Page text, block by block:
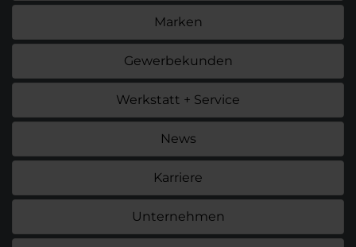
Marken
Gewerbekunden
Werkstatt + Service
News
Karriere
Unternehmen